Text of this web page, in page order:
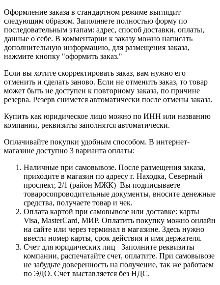
Оформление заказа в стандартном режиме выглядит
следующим образом. Заполняете полностью форму по
последовательным этапам: адрес, способ доставки, оплаты,
данные о себе. В комментарии к заказу можно написать
дополнительную информацию, для размещения заказа,
нажмите кнопку "оформить заказ."
Если вы хотите скорректировать заказ, вам нужно его
отменить и сделать заново. Если не отменить заказ, то товар
может быть не доступен к повторному заказа, по причине
резерва. Резерв снимется автоматически после отмены заказа.
Купить как юридическое лицо можно по ИНН или названию
компании, реквизиты заполнятся автоматически.
Оплачивайте покупки удобным способом. В интернет-
магазине доступно 3 варианта оплаты:
Наличные при самовывозе. После размещения заказа,
приходите в магазин по адресу г. Находка, Северный
проспект, 2/1 (район МЖК) Вы подписываете
товаросопроводительные документы, вносите денежные
средства, получаете товар и чек.
Оплата картой при самовывозе или доставке: карты
Visa, MasterCard, МИР. Оплатить покупку можно онлайн
на сайте или через терминал в магазине. Здесь нужно
ввести номер карты, срок действия и имя держателя.
Счет для юридических лиц Заполните реквизиты
компании, распечатайте счет, оплатите. При самовывозе
не забудьте доверенность на получение, так же работаем
по ЭДО. Счет выставляется без НДС.